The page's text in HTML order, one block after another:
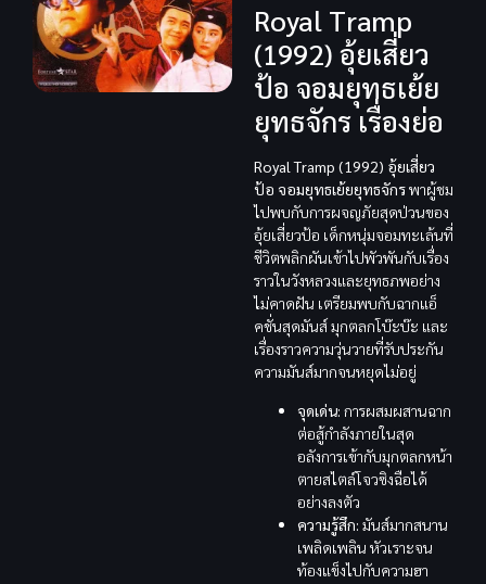
Royal Tramp
(1992) อุ้ยเสี่ยว
ป้อ จอมยุทธเย้ย
ยุทธจักร เรื่องย่อ
Royal Tramp (1992) อุ้ยเสี่ยว
ป้อ จอมยุทธเย้ยยุทธจักรพาผู้ชม
ไปพบกับการผจญภัยสุดป่วนของ
อุ้ยเสี่ยวป้อ เด็กหนุ่มจอมทะเล้นที่
ชีวิตพลิกผันเข้าไปพัวพันกับเรื่อง
ราวในวังหลวงและยุทธภพอย่าง
ไม่คาดฝัน เตรียมพบกับฉากแอ็
คชั่นสุดมันส์ มุกตลกโบ๊ะบ๊ะ และ
เรื่องราวความวุ่นวายที่รับประกัน
ความมันส์มากจนหยุดไม่อยู่
จุดเด่น: การผสมผสานฉาก
ต่อสู้กำลังภายในสุด
อลังการเข้ากับมุกตลกหน้า
ตายสไตล์โจวซิงฉือได้
อย่างลงตัว
ความรู้สึก: มันส์มากสนาน
เพลิดเพลิน หัวเราะจน
ท้องแข็งไปกับความฮา